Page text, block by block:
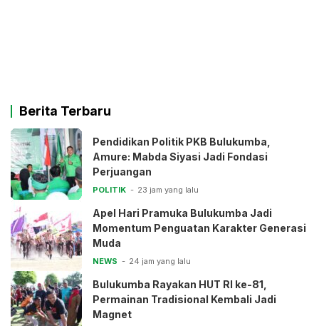
Berita Terbaru
Pendidikan Politik PKB Bulukumba,
Amure: Mabda Siyasi Jadi Fondasi
Perjuangan
POLITIK 23 jam yang lalu
Apel Hari Pramuka Bulukumba Jadi
Momentum Penguatan Karakter Generasi
Muda
NEWS 24 jam yang lalu
Bulukumba Rayakan HUT RI ke-81,
Permainan Tradisional Kembali Jadi
Magnet